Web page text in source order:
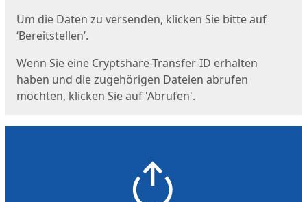
Um die Daten zu versenden, klicken Sie bitte auf
‘Bereitstellen’.
Wenn Sie eine Cryptshare-Transfer-ID erhalten
haben und die zugehörigen Dateien abrufen
möchten, klicken Sie auf 'Abrufen'.